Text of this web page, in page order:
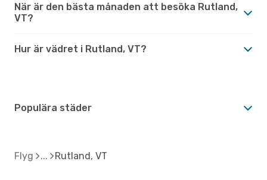
När är den bästa månaden att besöka Rutland,
VT?
Hur är vädret i Rutland, VT?
Populära städer
Flyg Rutland, VT